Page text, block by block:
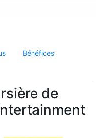
Bénéfices
de